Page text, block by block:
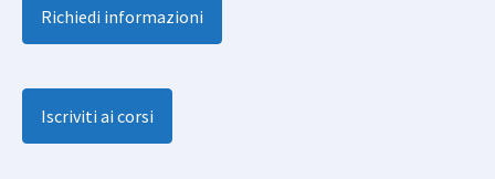
Richiedi informazioni
Iscriviti ai corsi